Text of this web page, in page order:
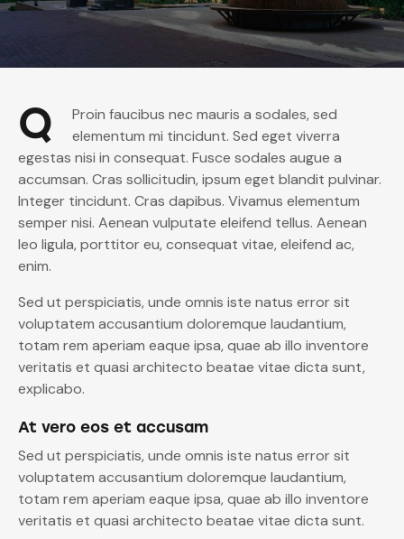
Q
Proin faucibus nec mauris a sodales, sed
elementum mi tincidunt. Sed eget viverra
egestas nisi in consequat. Fusce sodales augue a
accumsan. Cras sollicitudin, ipsum eget blandit pulvinar.
Integer tincidunt. Cras dapibus. Vivamus elementum
semper nisi. Aenean vulputate eleifend tellus. Aenean
leo ligula, porttitor eu, consequat vitae, eleifend ac,
enim.
Sed ut perspiciatis, unde omnis iste natus error sit
voluptatem accusantium doloremque laudantium,
totam rem aperiam eaque ipsa, quae ab illo inventore
veritatis et quasi architecto beatae vitae dicta sunt,
explicabo.
At vero eos et accusam
Sed ut perspiciatis, unde omnis iste natus error sit
voluptatem accusantium doloremque laudantium,
totam rem aperiam eaque ipsa, quae ab illo inventore
veritatis et quasi architecto beatae vitae dicta sunt.